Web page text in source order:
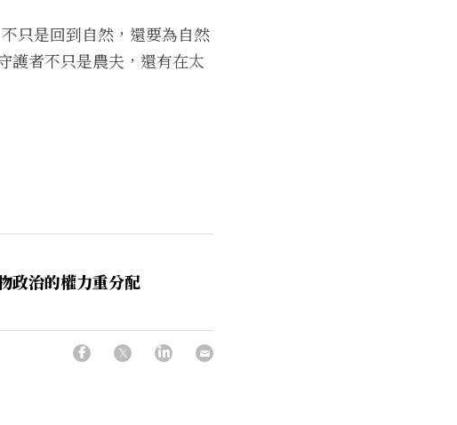
只是回到自然，還要為自然
護者不只是農夫，還有在太
政治的權力重分配